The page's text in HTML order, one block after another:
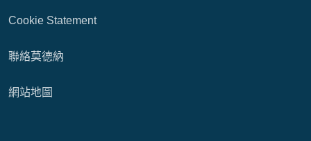
Cookie Statement
聯絡莫德納
網站地圖